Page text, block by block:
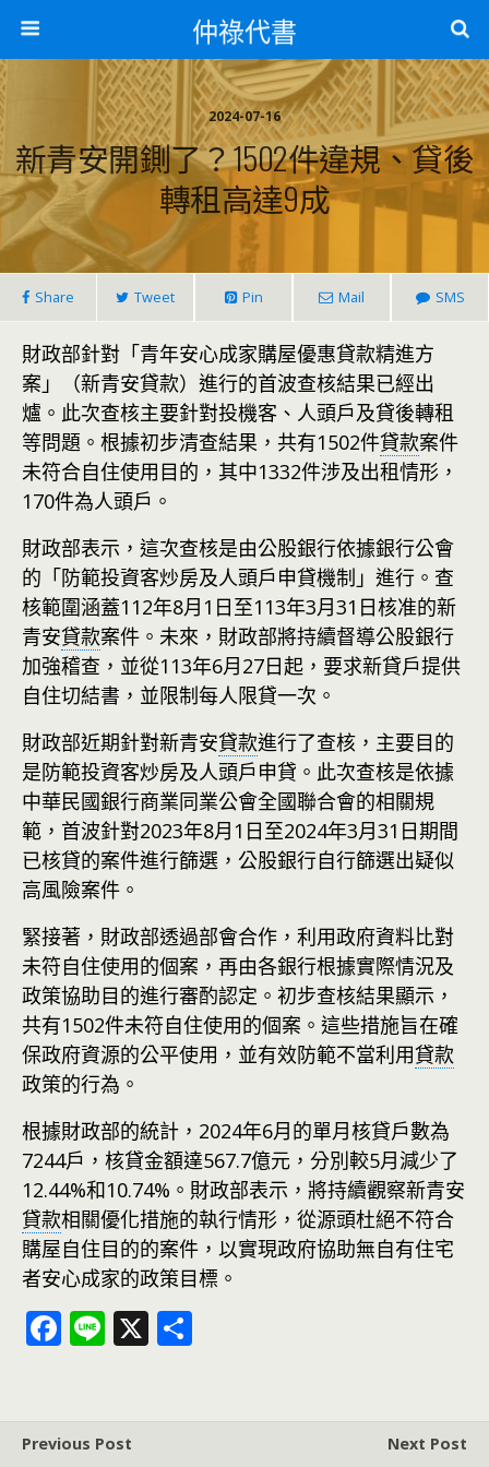
仲祿代書
2024-07-16
新青安開鍘了？1502件違規、貸後
轉租高達9成
Share Tweet Pin Mail SMS
財政部針對「青年安心成家購屋優惠貸款精進方
案」（新青安貸款）進行的首波查核結果已經出
爐。此次查核主要針對投機客、人頭戶及貸後轉租
等問題。根據初步清查結果，共有1502件貸款案件
未符合自住使用目的，其中1332件涉及出租情形，
170件為人頭戶。
財政部表示，這次查核是由公股銀行依據銀行公會
的「防範投資客炒房及人頭戶申貸機制」進行。查
核範圍涵蓋112年8月1日至113年3月31日核准的新
青安貸款案件。未來，財政部將持續督導公股銀行
加強稽查，並從113年6月27日起，要求新貸戶提供
自住切結書，並限制每人限貸一次。
財政部近期針對新青安貸款進行了查核，主要目的
是防範投資客炒房及人頭戶申貸。此次查核是依據
中華民國銀行商業同業公會全國聯合會的相關規
範，首波針對2023年8月1日至2024年3月31日期間
已核貸的案件進行篩選，公股銀行自行篩選出疑似
高風險案件。
緊接著，財政部透過部會合作，利用政府資料比對
未符自住使用的個案，再由各銀行根據實際情況及
政策協助目的進行審酌認定。初步查核結果顯示，
共有1502件未符自住使用的個案。這些措施旨在確
保政府資源的公平使用，並有效防範不當利用貸款
政策的行為。
根據財政部的統計，2024年6月的單月核貸戶數為
7244戶，核貸金額達567.7億元，分別較5月減少了
12.44%和10.74%。財政部表示，將持續觀察新青安
貸款相關優化措施的執行情形，從源頭杜絕不符合
購屋自住目的的案件，以實現政府協助無自有住宅
者安心成家的政策目標。
F
b
Li X
Previous Post
Next Post